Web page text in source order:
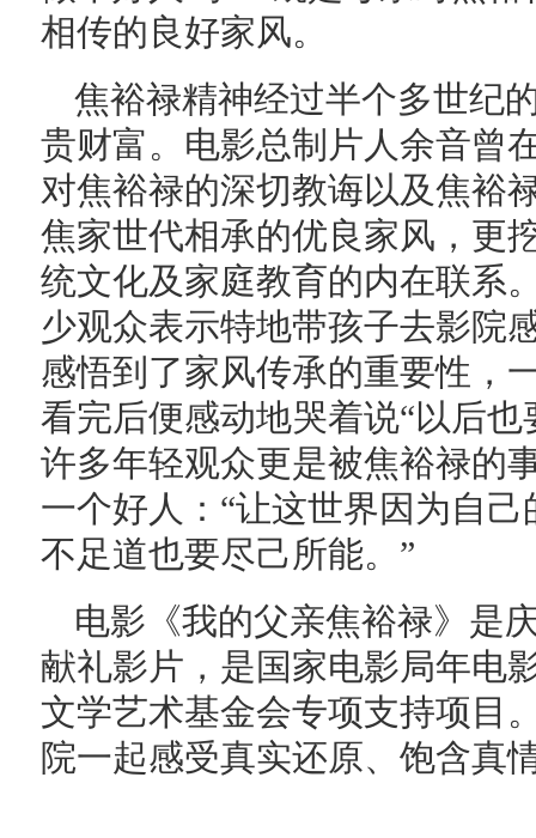
相传的良好家风。
焦裕禄精神经过半个多世纪
贵财富。电影总制片人余音曾
对焦裕禄的深切教诲以及焦裕
焦家世代相承的优良家风，更
统文化及家庭教育的内在联系
少观众表示特地带孩子去影院
感悟到了家风传承的重要性，
看完后便感动地哭着说“以后
许多年轻观众更是被焦裕禄的
一个好人：“让这世界因为自
不足道也要尽己所能。”
电影《我的父亲焦裕禄》是
献礼影片，是国家电影局年电
文学艺术基金会专项支持项目
院一起感受真实还原、饱含真